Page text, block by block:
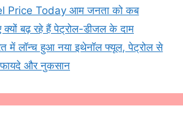
Price Today आम जनता को कब
क्यों बढ़ रहे हैं पेट्रोल-डीजल के दाम
में लॉन्च हुआ नया इथेनॉल फ्यूल, पेट्रोल से
फायदे और नुकसान